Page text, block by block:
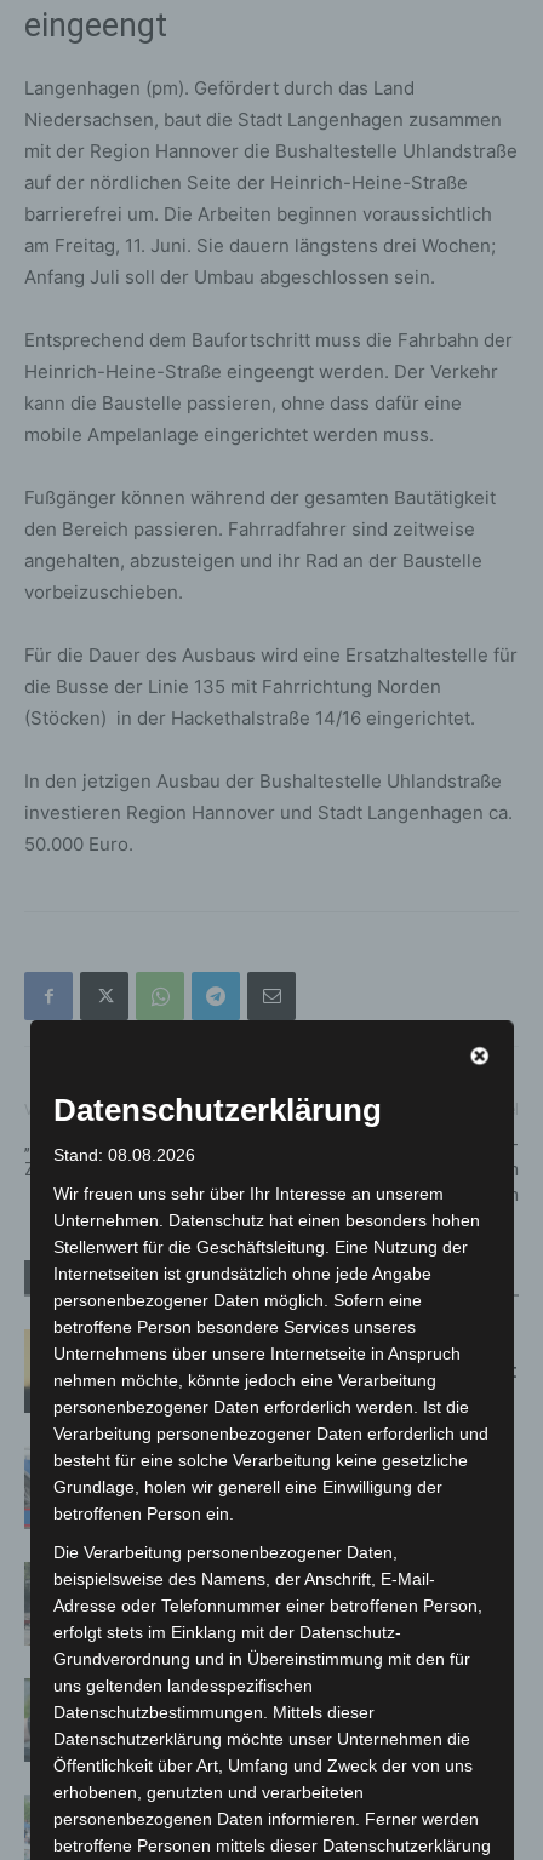
eingeengt
Langenhagen (pm). Gefördert durch das Land
Niedersachsen, baut die Stadt Langenhagen zusammen
mit der Region Hannover die Bushaltestelle Uhlandstraße
auf der nördlichen Seite der Heinrich-Heine-Straße
barrierefrei um. Die Arbeiten beginnen voraussichtlich
am Freitag, 11. Juni. Sie dauern längstens drei Wochen;
Anfang Juli soll der Umbau abgeschlossen sein.
Entsprechend dem Baufortschritt muss die Fahrbahn der
Heinrich-Heine-Straße eingeengt werden. Der Verkehr
kann die Baustelle passieren, ohne dass dafür eine
mobile Ampelanlage eingerichtet werden muss.
Fußgänger können während der gesamten Bautätigkeit
den Bereich passieren. Fahrradfahrer sind zeitweise
angehalten, abzusteigen und ihr Rad an der Baustelle
vorbeizuschieben.
Für die Dauer des Ausbaus wird eine Ersatzhaltestelle für
die Busse der Linie 135 mit Fahrrichtung Norden
(Stöcken) in der Hackethalstraße 14/16 eingerichtet.
In den jetzigen Ausbau der Bushaltestelle Uhlandstraße
investieren Region Hannover und Stadt Langenhagen ca.
50.000 Euro.
Vorheriger Artikel
„Toilette für alle“ im Erlebnis-
Zoo Hannover
Zwischenbilanz – Corona-
Impfungen in
niedersächsischen Arztpraxen
Verwandte Artikel Mehr vom Autor
Hannover: Erste Tigermücken-
Population in Niedersachsen entdeckt
Mann läuft mit Hockeyschläger über
A7 – Polizei sucht Zeugen
Gasleitung bei McDonald’s-Umbau in
Langenhagen beschädigt
Langenhagen: Autofahrer mit 3,17
Promille aus dem Verkehr gezogen
Blaulichtmeile Langenhagen 2026:
Polizei, Feuerwehr und Rettung
Datenschutzerklärung
Stand: 08.08.2026
Wir freuen uns sehr über Ihr Interesse an unserem
Unternehmen. Datenschutz hat einen besonders hohen
Stellenwert für die Geschäftsleitung. Eine Nutzung der
Internetseiten ist grundsätzlich ohne jede Angabe
personenbezogener Daten möglich. Sofern eine
betroffene Person besondere Services unseres
Unternehmens über unsere Internetseite in Anspruch
nehmen möchte, könnte jedoch eine Verarbeitung
personenbezogener Daten erforderlich werden. Ist die
Verarbeitung personenbezogener Daten erforderlich und
besteht für eine solche Verarbeitung keine gesetzliche
Grundlage, holen wir generell eine Einwilligung der
betroffenen Person ein.
Die Verarbeitung personenbezogener Daten,
beispielsweise des Namens, der Anschrift, E-Mail-
Adresse oder Telefonnummer einer betroffenen Person,
erfolgt stets im Einklang mit der Datenschutz-
Grundverordnung und in Übereinstimmung mit den für
uns geltenden landesspezifischen
Datenschutzbestimmungen. Mittels dieser
Datenschutzerklärung möchte unser Unternehmen die
Öffentlichkeit über Art, Umfang und Zweck der von uns
erhobenen, genutzten und verarbeiteten
personenbezogenen Daten informieren. Ferner werden
betroffene Personen mittels dieser Datenschutzerklärung